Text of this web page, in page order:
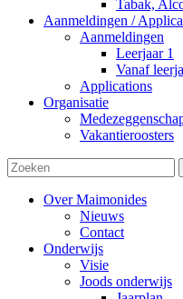
Tabak,
Aanmeldingen /
Aanmeldingen
Leerjaar 1
Vanaf
Applications
Organisatie
Vakantieroosters
Over Maimonides
Nieuws
Contact
Onderwijs
Visie
Joods onderwijs